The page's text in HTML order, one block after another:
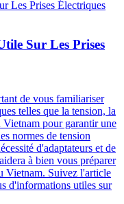
Sur Les Prises
de vous familiariser
telles que la tension, la
Vietnam pour garantir une
normes de tension
d'adaptateurs et de
à bien vous préparer
Vietnam. Suivez l'article
d'informations utiles sur